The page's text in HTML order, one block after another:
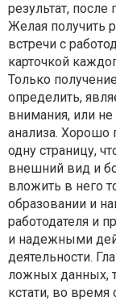
результат,
Желая получить
встречи с
карточкой
Только
определить,
внимания, или не
анализа. Хорошо
одну страницу,
внешний вид и
вложить в него
образовании и
работодателя и
и надежными
деятельности.
ложных данных,
кстати, во